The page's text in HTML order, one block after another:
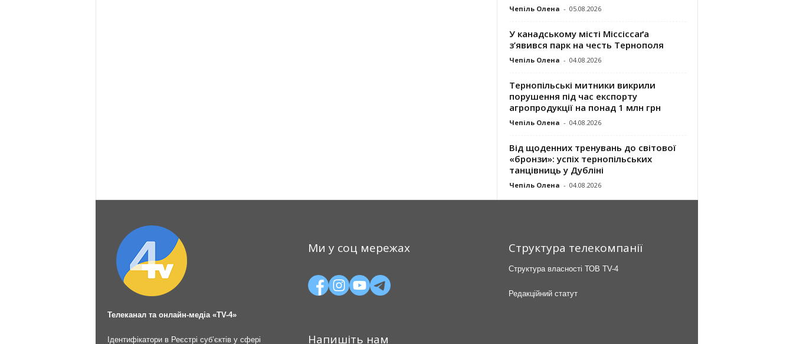
Чепіль Олена - 05.08.2026
У канадському місті Міссіссаґа
з’явився парк на честь Тернополя
Чепіль Олена - 04.08.2026
Тернопільські митники викрили
порушення під час експорту
агропродукції на понад 1 млн грн
Чепіль Олена - 04.08.2026
Від щоденних тренувань до світової
«бронзи»: успіх тернопільських
танцівниць у Дубліні
Чепіль Олена - 04.08.2026
Телеканал та онлайн-медіа «TV-4»
Ідентифікатори в Реєстрі суб’єктів у сфері
Ми у соц мережах
Напишіть нам
Структура телекомпанії
Структура власності ТОВ TV-4
Редакційний статут